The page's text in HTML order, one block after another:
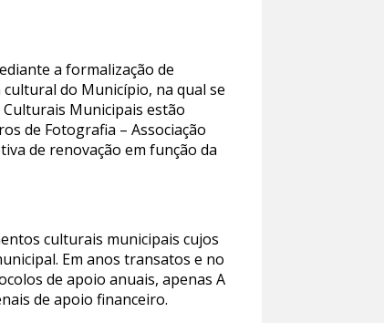
a formalização de
do Município, na qual se
Municipais estão
de Fotografia – Associação
de renovação em função da
culturais municipais cujos
Em anos transatos e no
de apoio anuais, apenas A
de apoio financeiro.